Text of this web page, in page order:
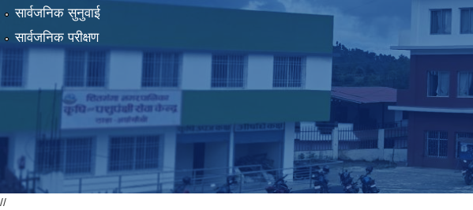
सार्वजनिक सुनुवाई
सार्वजनिक परीक्षण
//